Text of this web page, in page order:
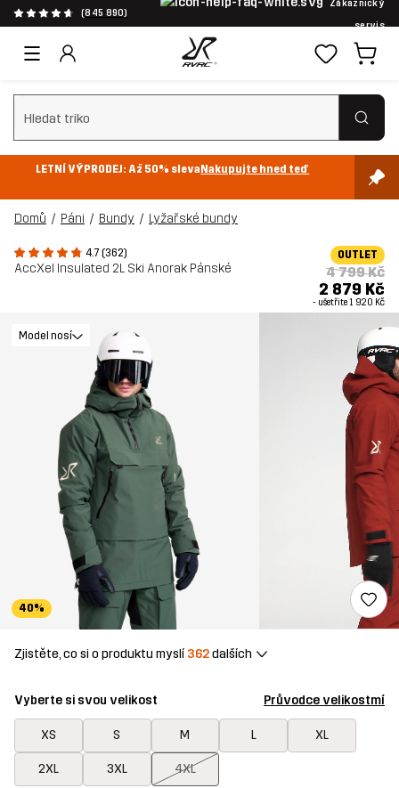
(845 890)
Zákaznický
servis
Vymazat vyhledávání
LETNÍ VÝPRODEJ: Až 50% slevaNakupujte hned teď
Domů Páni Bundy Lyžařské bundy
4.7 (362)
AccXel Insulated 2L Ski Anorak Pánské
OUTLET
4 799 Kč
2 879 Kč
- ušetřite1 920 Kč
40%
Model nosí
Zjistěte, co si o produktu myslí 362dalších
Vyberte si svou velikost Průvodce velikostmí
XS S M L XL
2XL 3XL 4XL